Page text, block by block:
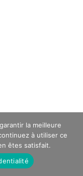
la meilleure
à utiliser ce
êtes satisfait.